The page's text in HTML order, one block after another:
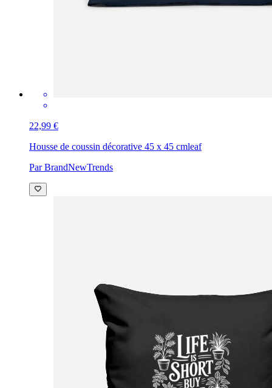
22,99 €
Housse de coussin décorative 45 x 45 cmleaf
Par BrandNewTrends